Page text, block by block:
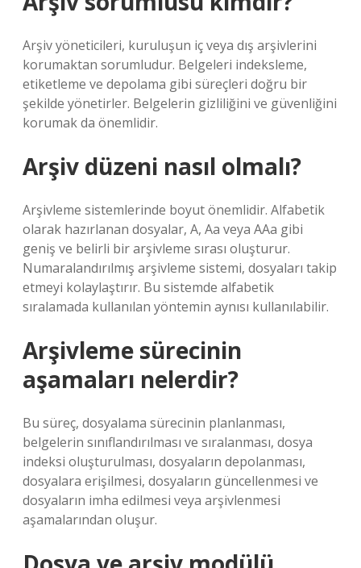
Arşiv yöneticileri, kuruluşun iç veya dış arşivlerini
korumaktan sorumludur. Belgeleri indeksleme,
etiketleme ve depolama gibi süreçleri doğru bir
şekilde yönetirler. Belgelerin gizliliğini ve güvenliğini
korumak da önemlidir.
Arşiv düzeni nasıl olmalı?
Arşivleme sistemlerinde boyut önemlidir. Alfabetik
olarak hazırlanan dosyalar, A, Aa veya AAa gibi
geniş ve belirli bir arşivleme sırası oluşturur.
Numaralandırılmış arşivleme sistemi, dosyaları takip
etmeyi kolaylaştırır. Bu sistemde alfabetik
sıralamada kullanılan yöntemin aynısı kullanılabilir.
Arşivleme sürecinin
aşamaları nelerdir?
Bu süreç, dosyalama sürecinin planlanması,
belgelerin sınıflandırılması ve sıralanması, dosya
indeksi oluşturulması, dosyaların depolanması,
dosyalara erişilmesi, dosyaların güncellenmesi ve
dosyaların imha edilmesi veya arşivlenmesi
aşamalarından oluşur.